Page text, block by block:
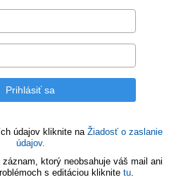
údajov kliknite na Žiadosť o zaslanie
údajov.
ktorý neobsahuje váš mail ani
s editáciou kliknite tu.